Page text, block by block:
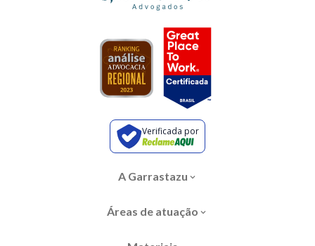
Verificada por
A Garrastazu
Áreas de atuação